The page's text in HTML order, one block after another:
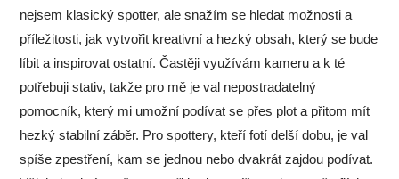
nejsem klasický spotter, ale snažím se hledat možnosti a
příležitosti, jak vytvořit kreativní a hezký obsah, který se bude
líbit a inspirovat ostatní. Častěji využívám kameru a k té
potřebuji stativ, takže pro mě je val nepostradatelný
pomocník, který mi umožní podívat se přes plot a přitom mít
hezký stabilní záběr. Pro spottery, kteří fotí delší dobu, je val
spíše zpestření, kam se jednou nebo dvakrát zajdou podívat.